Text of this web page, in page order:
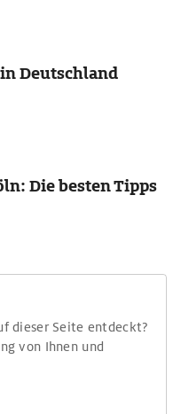
Deutschland
Die besten Tipps
dieser Seite entdeckt?
von Ihnen und